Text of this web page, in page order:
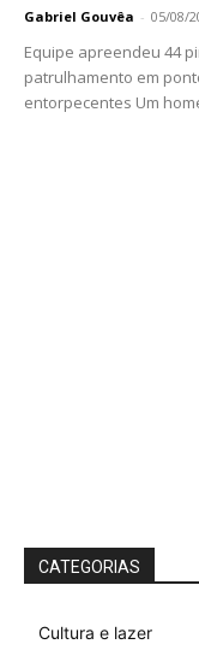
Gabriel Gouvêa - 05/08/
Equipe apreendeu 44
patrulhamento em
entorpecentes Um
CATEGORIAS
Cultura e lazer